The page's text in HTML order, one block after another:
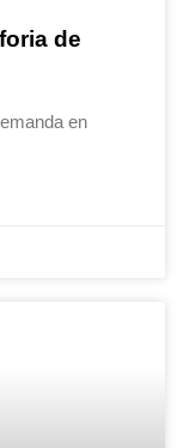
de
en